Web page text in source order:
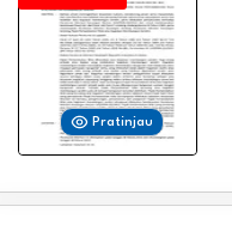
Pratinjau